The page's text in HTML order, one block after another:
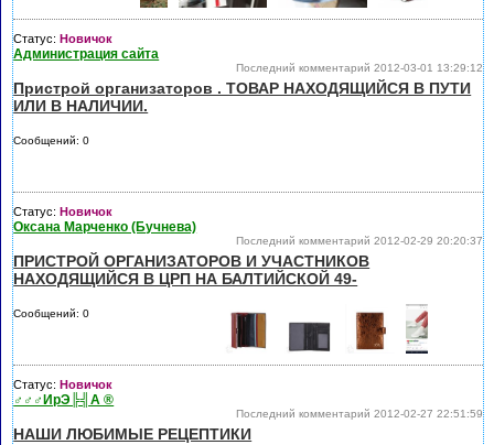
Статус:Новичок
Администрация сайта
Последний комментарий 2012-03-01 13:29:12
Пристрой организаторов . ТОВАР НАХОДЯЩИЙСЯ В ПУТИ
ИЛИ В НАЛИЧИИ.
Сообщений: 0
Статус:Новичок
Оксана Марченко (Бучнева)
Последний комментарий 2012-02-29 20:20:37
ПРИСТРОЙ ОРГАНИЗАТОРОВ И УЧАСТНИКОВ
НАХОДЯЩИЙСЯ В ЦРП НА БАЛТИЙСКОЙ 49-
Сообщений: 0
Статус:Новичок
♂♂♂ИрЭ╠╣А ®
Последний комментарий 2012-02-27 22:51:59
НАШИ ЛЮБИМЫЕ РЕЦЕПТИКИ